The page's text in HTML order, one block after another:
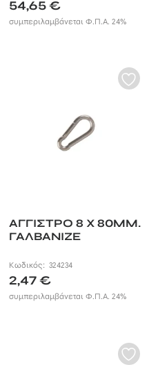
54,65€
συμπεριλαμβάνεται Φ.Π.Α. 24%
ΑΓΓΙΣΤΡΟ 8 X 80ΜΜ.
ΓΑΛΒΑΝΙΖΕ
Κωδικός:324234
2,47€
συμπεριλαμβάνεται Φ.Π.Α. 24%